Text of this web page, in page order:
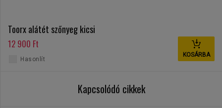
Toorx alátét szőnyeg kicsi
12 900 Ft
KOSÁRBA
Hasonlít
Kapcsolódó cikkek